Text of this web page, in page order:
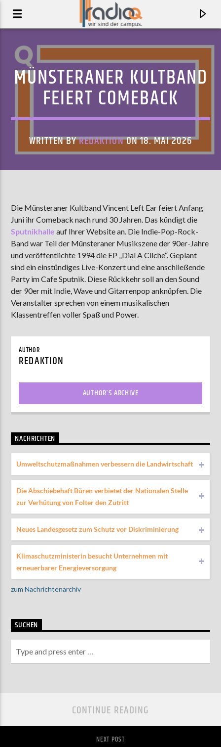
STUPID SONG
OLIVIA RODRIGO
AKTUELLE SENDUNG
MOEBIUS
00:00 09:00
MÜNSTERANER KULTBAND
FEIERT COMEBACK
WRITTEN BYREDAKTIONON 18. MAI 2026
Die Münsteraner Kultband Vincent Left Ear feiert Anfang
Juni ihr Comeback nach rund 30 Jahren. Das kündigt die
Sputnikhalleauf Ihrer Website an. Die Indie-Pop-Rock-
Band war Teil der Münsteraner Musikszene der 90er-Jahre
und veröffentlichte 1994 die EP „Dial A Cliche“. Geplant
sind ein einstündiges Live-Konzert und eine anschließende
Party im Cafe Sputnik. Diese Rückkehr soll an den Sound
der 90er mit Indie, Wave und Gitarrenpop anknüpfen. Die
Veranstalter sprechen von einem musikalischen
Klassentreffen voller Spaß und Power.
AUTHOR
REDAKTION
AUTHOR'S ARCHIVE
NACHRICHTEN
Umweltschutzmaßnahmen verbessern die Landwirtschaft
Die Abschiebehaft Büren verbietet der Nationalen Stelle
zur Verhütung von Folter den Zutritt
Neues Landesgesetz zum Schutz vor Diskriminierung
Klimaschutzministerin besucht Unternehmen mit
erneuerbarer Energieversorgung
zum Nachrichtenarchiv
SUCHEN
CONTINUE READING
NEXT POST